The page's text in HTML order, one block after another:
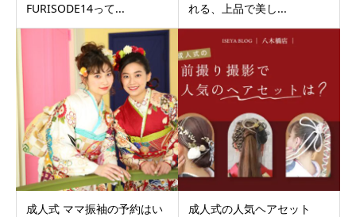
FURISODE14って...
れる、上品で美し...
成人式 ママ振袖の予約はい
成人式の人気ヘアセット